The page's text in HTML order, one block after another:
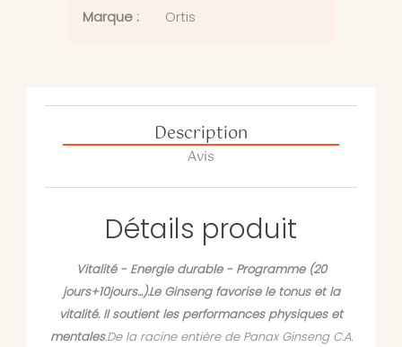
Marque :
Ortis
Description
Avis
Détails produit
Vitalité - Energie durable - Programme (20
jours+10jours...).Le Ginseng favorise le tonus et la
vitalité. Il soutient les performances physiques et
mentales.De la racine entière de Panax Ginseng C.A.